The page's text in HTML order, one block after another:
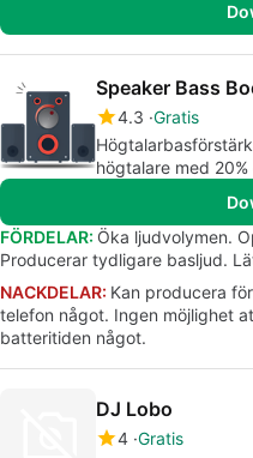
Speaker Bass
4.3 Gratis
högtalare med 20%
FÖRDELAR: Öka ljudvolymen.
Producerar tydligare basljud.
NACKDELAR: Kan producera
telefon något. Ingen möjlighet
batteritiden något.
DJ Lobo
4 Gratis